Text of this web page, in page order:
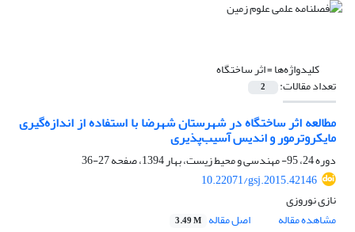
کلیدواژه‌ها =اثر ساختگاه
تعداد مقالات: 2
مطالعه اثر ساختگاه در شهرستان شهرضا با استفاده از اندازه‌گیری
مایکروترمور و اندیس آسیب‌پذیری
دوره 24، 95- مهندسی و محیط زیست، بهار 1394، صفحه
27-36
10.22071/gsj.2015.42146
نازی نوروزی
مشاهده مقاله
اصل مقاله 3.49 M